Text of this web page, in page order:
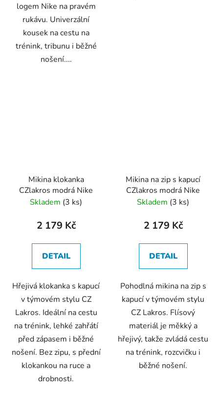
logem Nike na pravém
rukávu. Univerzální
kousek na cestu na
trénink, tribunu i běžné
nošení....
Mikina klokanka
CZlakros modrá Nike
Skladem (3 ks)
2 179 Kč
DETAIL
Hřejivá klokanka s kapucí
v týmovém stylu CZ
Lakros. Ideální na cestu
na trénink, lehké zahřátí
před zápasem i běžné
nošení. Bez zipu, s přední
klokankou na ruce a
drobnosti.
Mikina na zip s kapucí
CZlakros modrá Nike
Skladem (3 ks)
2 179 Kč
DETAIL
Pohodlná mikina na zip s
kapucí v týmovém stylu
CZ Lakros. Flísový
materiál je měkký a
hřejivý, takže zvládá cestu
na trénink, rozcvičku i
běžné nošení.